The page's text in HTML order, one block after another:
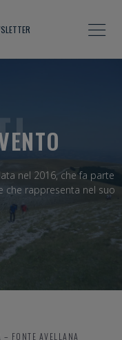
nel 2016, che fa parte
che rappresenta nel suo
FONTE AVELLANA